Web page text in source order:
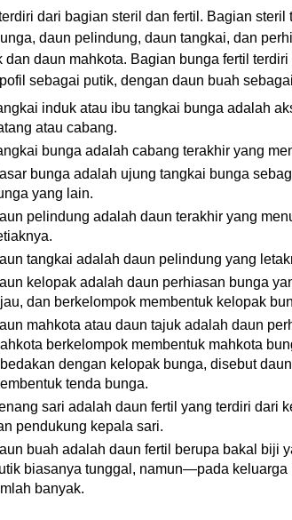
dari bagian steril dan fertil. Bagian
daun pelindung, daun tangkai, dan
dan daun mahkota. Bagian bunga fertil
sebagai putik, dengan daun buah
induk atau ibu tangkai bunga adalah
atau cabang.
bunga adalah cabang terakhir yang
bunga adalah ujung tangkai bunga
yang lain.
pelindung adalah daun terakhir yang
tangkai adalah daun pelindung yang
kelopak adalah daun perhiasan bunga
dan berkelompok membentuk kelopak
mahkota atau daun tajuk adalah daun
berkelompok membentuk mahkota
dengan kelopak bunga, disebut
tenda bunga.
sari adalah daun fertil yang terdiri dari
pendukung kepala sari.
buah adalah daun fertil berupa bakal biji
biasanya tunggal, namun—pada
banyak.